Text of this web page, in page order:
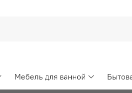
Мебель для ванной